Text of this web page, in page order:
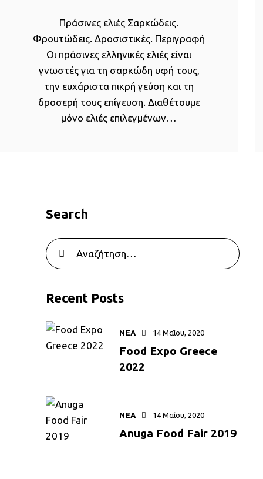
Πράσινες ελιές Σαρκώδεις.
Φρουτώδεις. Δροσιστικές. Περιγραφή
Οι πράσινες ελληνικές ελιές είναι
γνωστές για τη σαρκώδη υφή τους,
την ευχάριστα πικρή γεύση και τη
δροσερή τους επίγευση. Διαθέτουμε
μόνο ελιές επιλεγμένων…
Search
Recent Posts
ΝΕΑ 14 Μαΐου, 2020
Food Expo Greece
2022
ΝΕΑ 14 Μαΐου, 2020
Anuga Food Fair 2019